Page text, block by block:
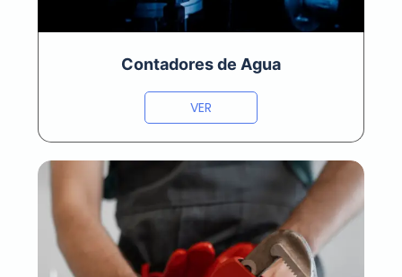
Contadores de Agua
VER